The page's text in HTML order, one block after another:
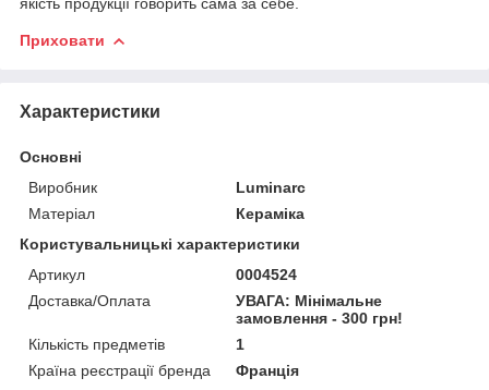
Приховати
Характеристики
Основні
Виробник
Luminarc
Матеріал
Кераміка
Користувальницькі характеристики
Артикул
0004524
Доставка/Оплата
УВАГА: Мінімальне
замовлення - 300 грн!
Кількість предметів
1
Країна реєстрації бренда
Франція